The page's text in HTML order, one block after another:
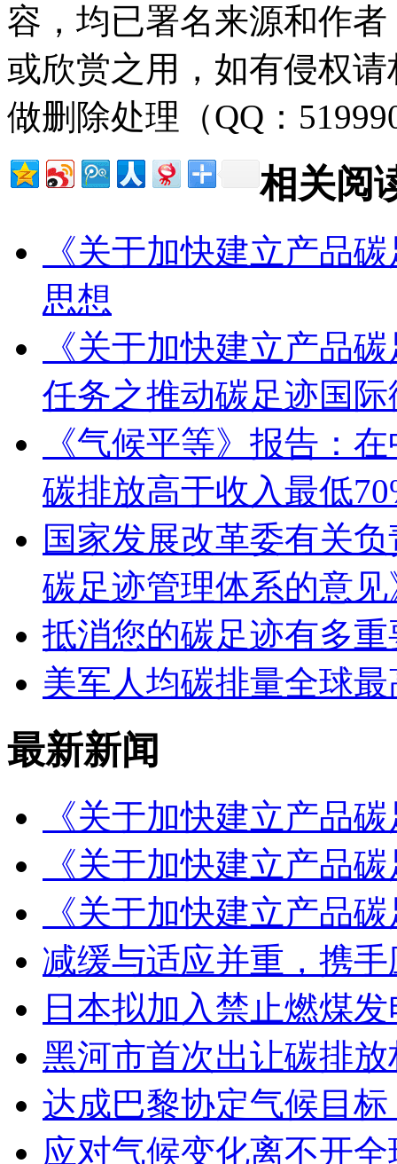
容，均已署名来源和作
或欣赏之用，如有侵权
做删除处理（QQ：
相关阅
《关于加快建立产品
思想
《关于加快建立产品
任务之推动碳足迹国
《气候平等》报告：
碳排放高于收入最低
国家发展改革委有关
碳足迹管理体系的意
抵消您的碳足迹有多重
美军人均碳排量全球最
最新新闻
《关于加快建立产品
《关于加快建立产品
《关于加快建立产品
减缓与适应并重，携
日本拟加入禁止燃煤
黑河市首次出让碳排
达成巴黎协定气候目
应对气候变化离不开